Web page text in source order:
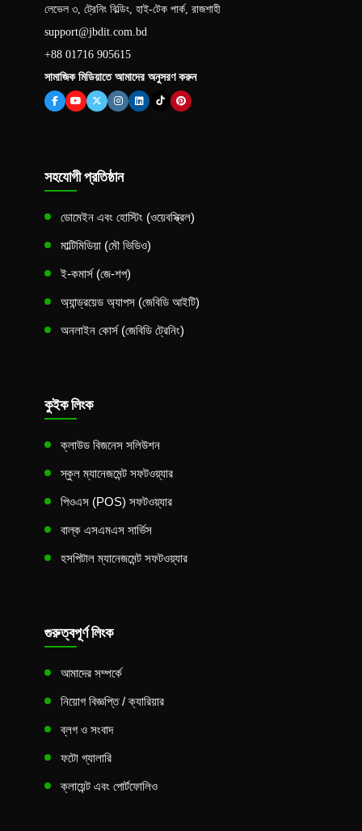
লেভেল ৩, ট্রেনিং বিল্ডিং, হাই-টেক পার্ক, রাজশাহী
support@jbdit.com.bd
+88 01716 905615
সামাজিক মিডিয়াতে আমাদের অনুসরণ করুন
সহযোগী প্রতিষ্ঠান
ডোমেইন এবং হোস্টিং (ওয়েবস্ক্রিল)
মাল্টিমিডিয়া (মৌ ভিডিও)
ই-কমার্স (জে-শপ)
অ্যান্ড্রয়েড অ্যাপস (জেবিডি আইটি)
অনলাইন কোর্স (জেবিডি ট্রেনিং)
কুইক লিংক
ক্লাউড বিজনেস সলিউশন
স্কুল ম্যানেজমেন্ট সফটওয়্যার
পিওএস (POS) সফটওয়্যার
বাল্ক এসএমএস সার্ভিস
হসপিটাল ম্যানেজমেন্ট সফটওয়্যার
গুরুত্বপূর্ণ লিংক
আমাদের সম্পর্কে
নিয়োগ বিজ্ঞপ্তি / ক্যারিয়ার
ব্লগ ও সংবাদ
ফটো গ্যালারি
ক্লায়েন্ট এবং পোর্টফোলিও